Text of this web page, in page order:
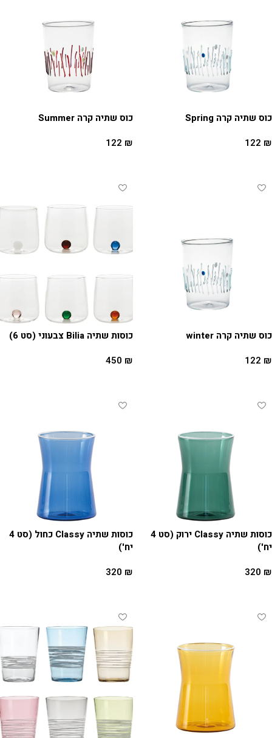
כוס שתיה קרה Spring
122 ₪
כוס שתיה קרה Summer
122 ₪
כוס שתיה קרה winter
122 ₪
כוסות שתיה Bilia צבעוני (סט 6)
450 ₪
כוסות שתיה Classy ירוק (סט 4
יח')
320 ₪
כוסות שתיה Classy כחול (סט 4
יח')
320 ₪